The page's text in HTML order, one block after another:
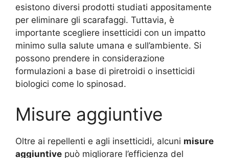
esistono diversi prodotti studiati appositamente
per eliminare gli scarafaggi. Tuttavia, è
importante scegliere insetticidi con un impatto
minimo sulla salute umana e sull’ambiente. Si
possono prendere in considerazione
formulazioni a base di piretroidi o insetticidi
biologici come lo spinosad.
Misure aggiuntive
Oltre ai repellenti e agli insetticidi, alcuni misure
aggiuntive può migliorare l’efficienza del